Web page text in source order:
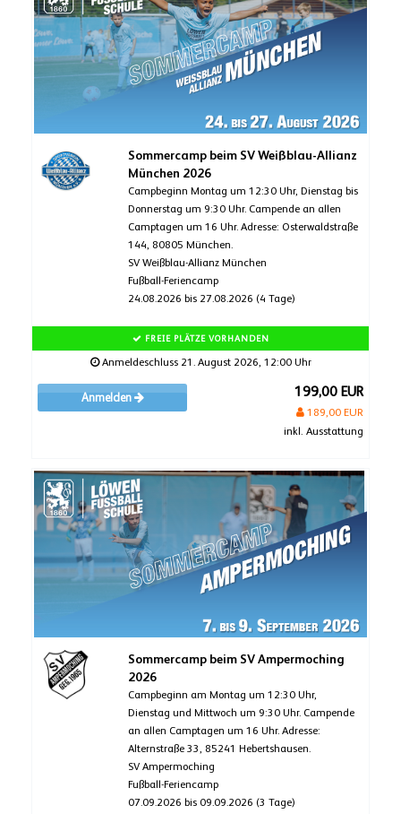
Sommercamp beim SV Weißblau-Allianz
München 2026
Campbeginn Montag um 12:30 Uhr, Dienstag bis
Donnerstag um 9:30 Uhr. Campende an allen
Camptagen um 16 Uhr. Adresse: Osterwaldstraße
144, 80805 München.
SV Weißblau-Allianz München
Fußball-Feriencamp
24.08.2026 bis 27.08.2026 (4 Tage)
FREIE PLÄTZE VORHANDEN
Anmeldeschluss 21. August 2026, 12:00 Uhr
Anmelden 199,00 EUR
189,00 EUR
inkl. Ausstattung
Sommercamp beim SV Ampermoching
2026
Campbeginn am Montag um 12:30 Uhr,
Dienstag und Mittwoch um 9:30 Uhr. Campende
an allen Camptagen um 16 Uhr. Adresse:
Alternstraße 33, 85241 Hebertshausen.
SV Ampermoching
Fußball-Feriencamp
07.09.2026 bis 09.09.2026 (3 Tage)